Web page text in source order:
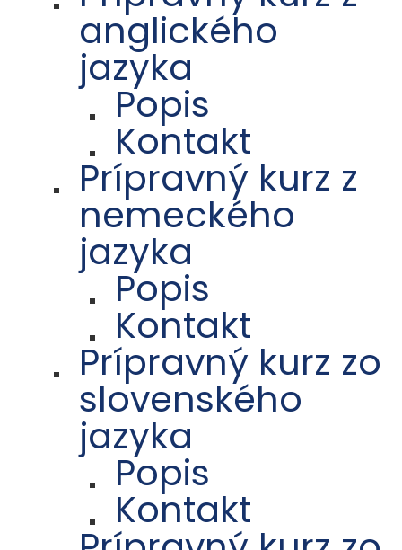
anglického
jazyka
Popis
Kontakt
Prípravný kurz z
nemeckého
jazyka
Popis
Kontakt
Prípravný kurz zo
slovenského
jazyka
Popis
Kontakt